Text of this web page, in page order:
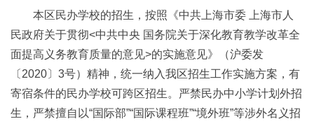
本区民办学校的招生，按照《中共上海市委 上海市人
民政府关于贯彻<中共中央 国务院关于深化教育教学改革全
面提高义务教育质量的意见>的实施意见》（沪委发
〔2020〕3号）精神，统一纳入我区招生工作实施方案，有
寄宿条件的民办学校可跨区招生。严禁民办中小学计划外招
生，严禁擅自以“国际部”“国际课程班”“境外班”等涉外名义招